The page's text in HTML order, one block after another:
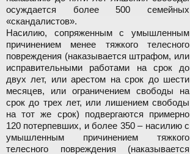
осуждается более 500 семейных
«скандалистов».
Насилию, сопряженным с умышленным
причинением менее тяжкого телесного
повреждения (наказывается штрафом, или
исправительными работами на срок до
двух лет, или арестом на срок до шести
месяцев, или ограничением свободы на
срок до трех лет, или лишением свободы
на тот же срок) подвергаются примерно
120 потерпевших, и более 350 – насилию с
умышленным причинением тяжкого
телесного повреждения (наказывается